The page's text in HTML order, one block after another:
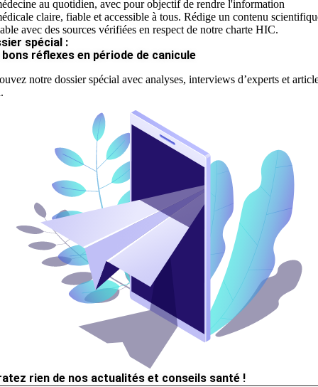
au quotidien, avec pour objectif de rendre l'information
claire, fiable et accessible à tous. Rédige un contenu
avec des sources vérifiées en respect de notre charte HIC.
spécial :
bons réflexes en période de canicule
notre dossier spécial avec analyses, interviews d’experts et
rien de nos actualités et conseils santé !